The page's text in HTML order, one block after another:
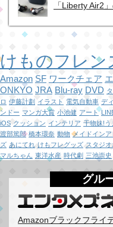
「Liberty Air2
けものフレン
Amazon SF ワークチェア
ONKYO JRA Blu-ray DVD
ロ 伊藤計劃 イラスト 電気自動車 デ
ンドー マンガ大賞 小池健 アート
iOS クッション インテリア 干物妹!う
渡部篤郎 橋本環奈 動物 メイドインア
ズ あにてれ けもフレグッズ スタジオ
マルちゃん 東洋水産 時代劇 三池崇史
グル
Amazonブラックフライ